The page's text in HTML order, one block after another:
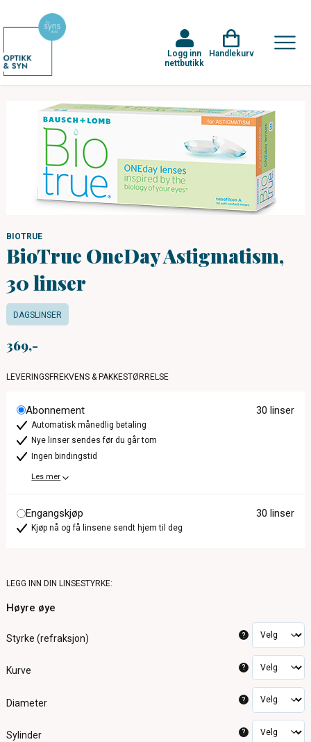
Logg inn
nettbutikk
Handlekurv
BIOTRUE
BioTrue OneDay Astigmatism,
30 linser
DAGSLINSER
369
LEVERINGSFREKVENS & PAKKESTØRRELSE
Abonnement 30 linser
Automatisk månedlig betaling
Nye linser sendes før du går tom
Ingen bindingstid
Les mer
Engangskjøp 30 linser
Kjøp nå og få linsene sendt hjem til deg
LEGG INN DIN LINSESTYRKE:
Høyre øye
Styrke (refraksjon) ?
Kurve ?
Diameter ?
Sylinder ?